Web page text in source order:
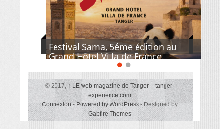
Festival Sama, 5éme édition au
Grand Hôtel Villa de France.
© 2017,↑ LE web magazine de Tanger – tanger-
experience.com
Connexion-Powered by WordPress- Designed by
Gabfire Themes